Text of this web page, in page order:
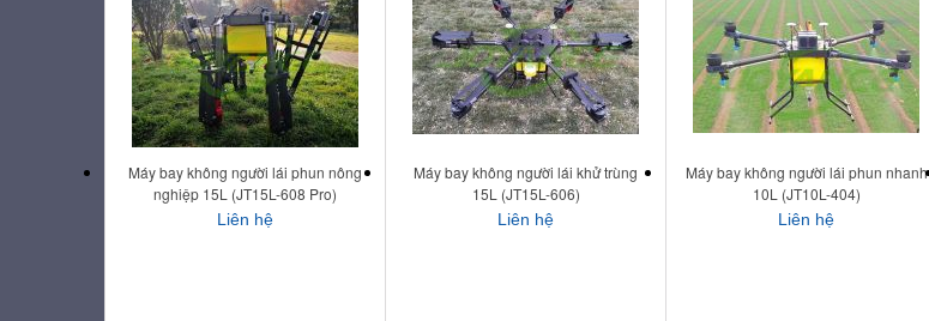
Máy bay không người lái phun nông
nghiệp 15L (JT15L-608 Pro)
Liên hệ
Máy bay không người lái khử trùng
15L (JT15L-606)
Liên hệ
Máy bay không người lái phun nhanh
10L (JT10L-404)
Liên hệ